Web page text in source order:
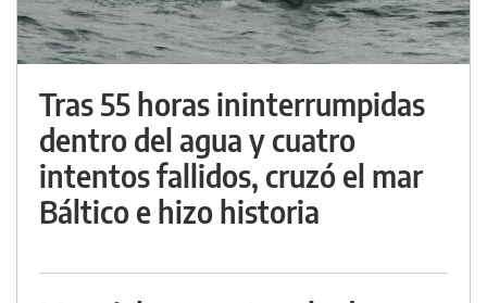
Tras 55 horas ininterrumpidas
dentro del agua y cuatro
intentos fallidos, cruzó el mar
Báltico e hizo historia